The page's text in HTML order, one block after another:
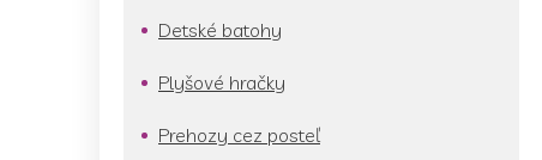
Detské batohy
Plyšové hračky
Prehozy cez posteľ